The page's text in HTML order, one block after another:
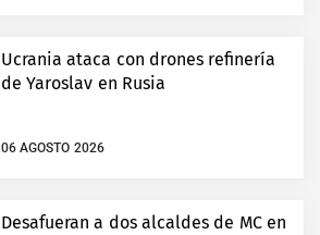
Ucrania ataca con drones refinería
de Yaroslav en Rusia
06 AGOSTO 2026
Desafueran a dos alcaldes de MC en